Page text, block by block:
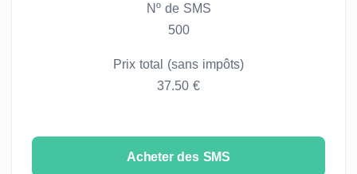
Nº de SMS
500
Prix total (sans impôts)
37.50 €
Acheter des SMS